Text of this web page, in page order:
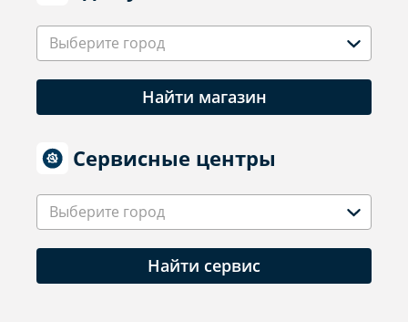
Выберите город
Найти магазин
Сервисные центры
Выберите город
Найти сервис